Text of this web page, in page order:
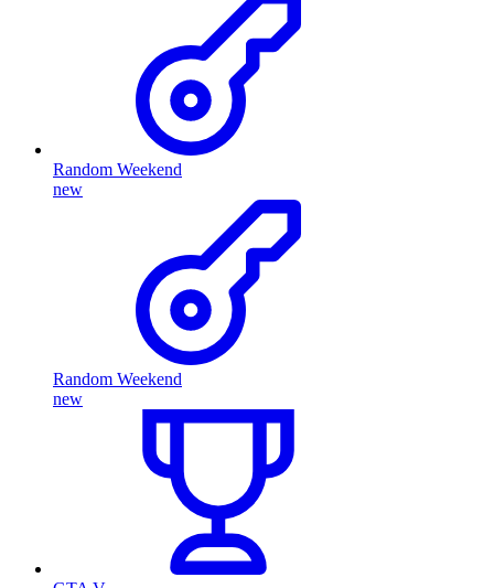
Random Weekend
new
Random Weekend
new